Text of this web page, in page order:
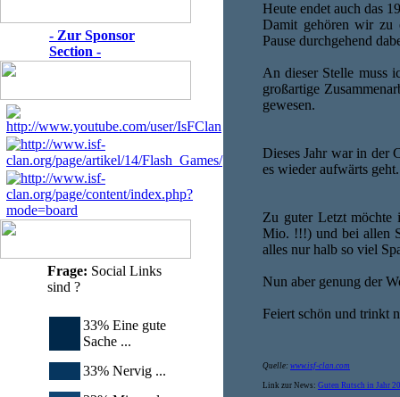
- Zur Sponsor
Section -
Frage: Social Links
sind ?
33% Eine gute
Sache ...
33% Nervig ...
Heute endet auch das
Damit gehören wir zu
Pause durchgehend
An dieser Stelle muss
großartige
gewesen.
Dieses Jahr war in der
es wieder aufwärts geht.
Zu guter Letzt möchte
Mio. !!!) und bei allen
alles nur halb so viel
Nun aber genung der
Feiert schön und trinkt
Quelle: www.isf-clan.com
Link zur News: Guten Rutsch in Jahr